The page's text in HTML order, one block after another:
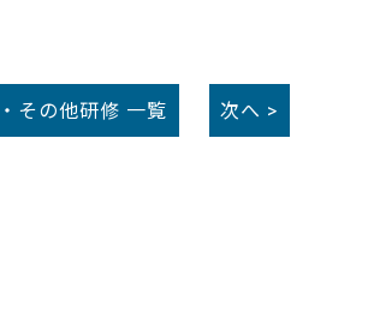
その他研修 一覧 次へ >